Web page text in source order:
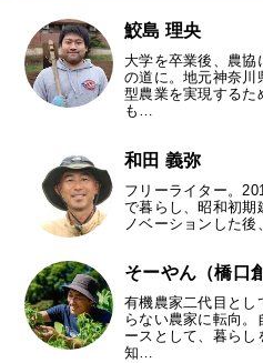
鮫島 理央
大学を卒業後、農協
の道に。地元神奈川
型農業を実現するた
も…
和田 義弥
フリーライター。
で暮らし、昭和初期
ノベーションした
そーやん（橋口
有機農家二代目とし
らない農家に転向
ースとして、暮らし
知…